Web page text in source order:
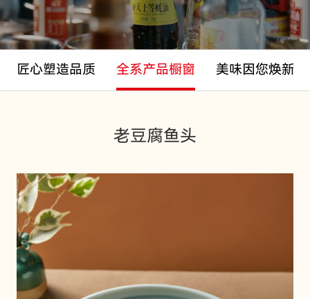
匠心塑造品质 全系产品橱窗 美味因您焕新
老豆腐鱼头